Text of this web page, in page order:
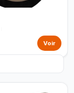
Voir